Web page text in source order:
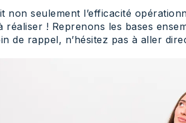
non seulement l’efficacité
! Reprenons les bases
de rappel, n’hésitez pas à aller